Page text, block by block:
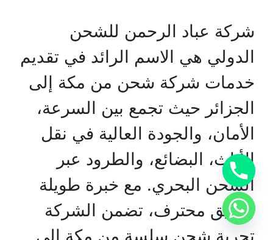
شركة عباد الرحمن للشحن
الدولي هي الاسم الرائد في تقديم
خدمات شركة شحن من مكة إلى
الجزائر حيث تجمع بين السرعة،
الأمان، والجودة العالية في نقل
الأثاث، البضائع، والطرود عبر
الشحن البحري. مع خبرة طويلة
وفريق محترف، تضمن الشركة